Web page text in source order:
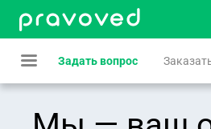
Задать вопрос